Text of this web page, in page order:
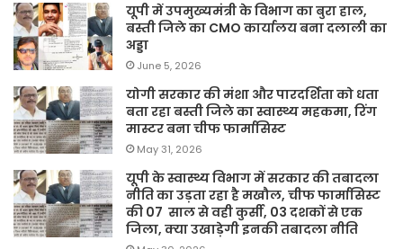
यूपी में उपमुख्यमंत्री के विभाग का बुरा हाल,
बस्ती जिले का CMO कार्यालय बना दलाली का
अड्डा
June 5, 2026
योगी सरकार की मंशा और पारदर्शिता को धता
बता रहा बस्ती जिले का स्वास्थ्य महकमा, रिंग
मास्टर बना चीफ फार्मासिस्ट
May 31, 2026
यूपी के स्वास्थ्य विभाग में सरकार की तबादला
नीति का उड़ता रहा है मखौल, चीफ फार्मासिस्ट
की 07 साल से वही कुर्सी, 03 दशकों से एक
जिला, क्या उखाड़ेगी इनकी तबादला नीति